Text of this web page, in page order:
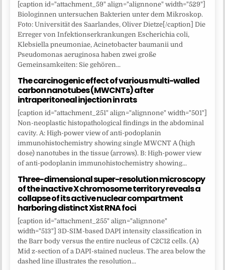
[caption id="attachment_59" align="alignnone" width="529"]
Biologinnen untersuchen Bakterien unter dem Mikroskop.
Foto: Universität des Saarlandes, Oliver Dietze[/caption] Die
Erreger von Infektionserkrankungen Escherichia coli,
Klebsiella pneumoniae, Acinetobacter baumanii und
Pseudomonas aeruginosa haben zwei große
Gemeinsamkeiten: Sie gehören...
The carcinogenic effect of various multi-walled
carbon nanotubes (MWCNTs) after
intraperitoneal injection in rats
[caption id="attachment_251" align="alignnone" width="501"]
Non-neoplastic histopathological findings in the abdominal
cavity. A: High-power view of anti-podoplanin
immunohistochemistry showing single MWCNT A (high
dose) nanotubes in the tissue (arrows). B: High-power view
of anti-podoplanin immunohistochemistry showing...
Three-dimensional super-resolution microscopy
of the inactive X chromosome territory reveals a
collapse of its active nuclear compartment
harboring distinct Xist RNA foci
[caption id="attachment_255" align="alignnone"
width="513"] 3D-SIM-based DAPI intensity classification in
the Barr body versus the entire nucleus of C2C12 cells. (A)
Mid z-section of a DAPI-stained nucleus. The area below the
dashed line illustrates the resolution...